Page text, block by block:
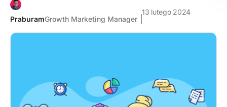
PraburamGrowth Marketing Manager
13 lutego 2024